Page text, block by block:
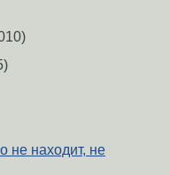
не находит, не